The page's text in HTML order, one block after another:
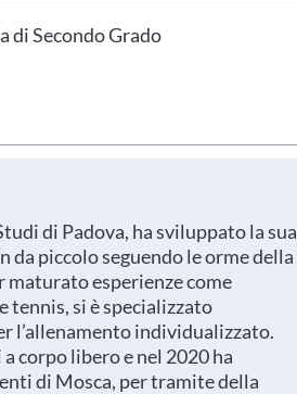
di Secondo Grado
di Padova, ha sviluppato la sua
da piccolo seguendo le orme della
maturato esperienze come
tennis, si è specializzato
l’allenamento individualizzato.
corpo libero e nel 2020 ha
di Mosca, per tramite della